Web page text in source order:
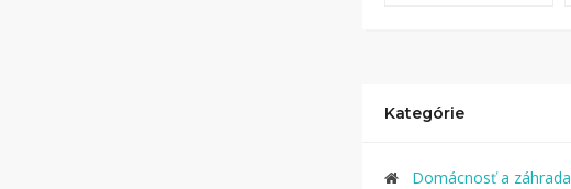
Kategórie
Domácnosť a záhrada